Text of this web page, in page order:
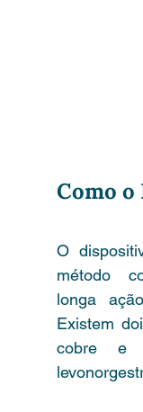
Como
O
método
longa
Existem
cobre e